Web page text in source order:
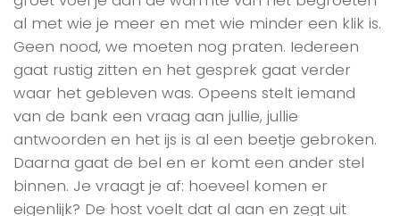
al met wie je meer en met wie minder een klik is.
Geen nood, we moeten nog praten. Iedereen
gaat rustig zitten en het gesprek gaat verder
waar het gebleven was. Opeens stelt iemand
van de bank een vraag aan jullie, jullie
antwoorden en het ijs is al een beetje gebroken.
Daarna gaat de bel en er komt een ander stel
binnen. Je vraagt je af: hoeveel komen er
eigenlijk? De host voelt dat al aan en zegt uit